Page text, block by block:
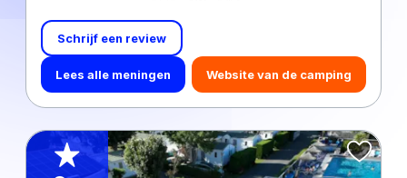
Schrijf een review
Lees alle meningen Website van de camping